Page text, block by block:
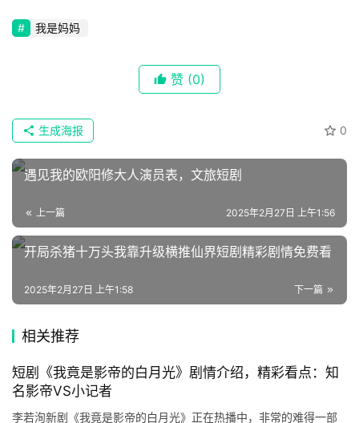
我是妈妈
赞 (0)
0
生成海报
遇见我的欧阳修大人演员表，文旅短剧
上一篇 2025年2月27日 上午1:56
开局杀猪十万头我靠升级横推仙界短剧精彩剧情免费看
下一篇
2025年2月27日 上午1:58
相关推荐
短剧《我竟是影帝的白月光》剧情介绍，精彩看点：知
名影帝VS小记者
李若洵新剧《我竟是影帝的白月光》正在热播中，非常的难得一部